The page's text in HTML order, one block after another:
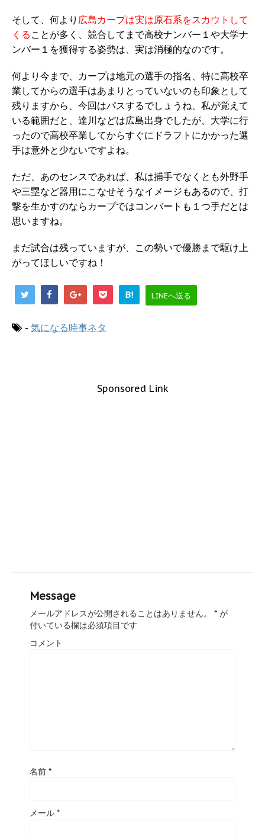
そして、何より 広島カープは実は原石系をスカウトして
くる ことが多く、競合してまで高校ナンバー１や大学ナ
ンバー１を獲得する姿勢は、実は消極的なのです。
何より今まで、カープは地元の選手の指名、特に高校卒
業してからの選手はあまりとっていないのも印象として
残りますから、今回はパスするでしょうね、私が覚えて
いる範囲だと、達川などは広島出身でしたが、大学に行
ったので高校卒業してからすぐにドラフトにかかった選
手は意外と少ないですよね。
ただ、あのセンスであれば、私は捕手でなくとも外野手
や三塁など器用にこなせそうなイメージもあるので、打
撃を生かすのならカープではコンバートも１つ手だとは
思いますね。
まだ試合は残っていますが、この勢いで優勝まで駆け上
がってほしいですね！
B! LINEへ送る
- 気になる時事ネタ
Sponsored Link
Message
メールアドレスが公開されることはありません。 * が
付いている欄は必須項目です
コメント
名前 *
メール *